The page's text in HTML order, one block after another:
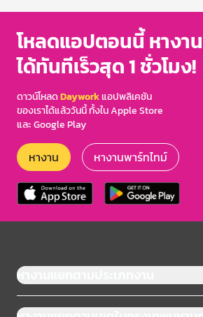
โหลดแอปตอนนี้ หางาน
ได้ทันทีเร็วสุด 1 ชั่วโมง!
ดาวน์โหลดDayworkแอปพลิเคชัน
ของเราได้แล้ววันนี้ ทั้งใน Apple Store
และ Google Play
หางาน หางานพาร์ทไทม์
หางานแยกตามประเภทงาน